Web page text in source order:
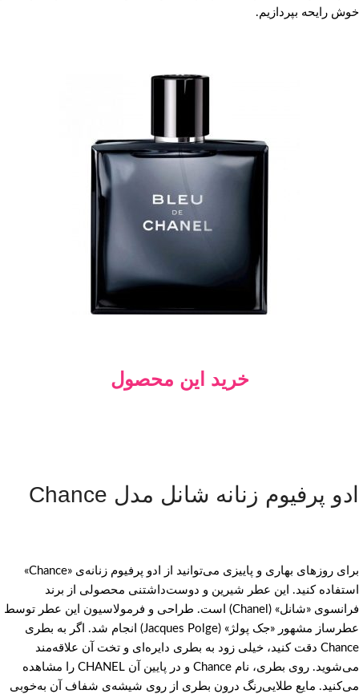
خوش رایحه بپردازیم.
خرید این محصول
ادو پرفیوم زنانه شانل مدل Chance
برای روزهای بهاری و پاییزی می‌توانید از ادو پرفیوم زنانه‌ی «Chance»
استفاده کنید. این عطر شیرین و دوست‌داشتنی محصولی از برند
فرانسوی «شانل» (Chanel) است. طراحی و فرمولاسیون این عطر توسط
عطرساز مشهور «جک پولژ» (Jacques Polge) انجام شد. اگر به بطری
Chance دقت کنید، خیلی زود به بطری دایره‌ای و تخت آن علاقه‌مند
می‌شوید. روی بطری، نام Chance و در پایین آن CHANEL را مشاهده
می‌کنید. مایع طلایی‌رنگ درون بطری از روی شیشه‌ی شفاف آن به‌خوبی